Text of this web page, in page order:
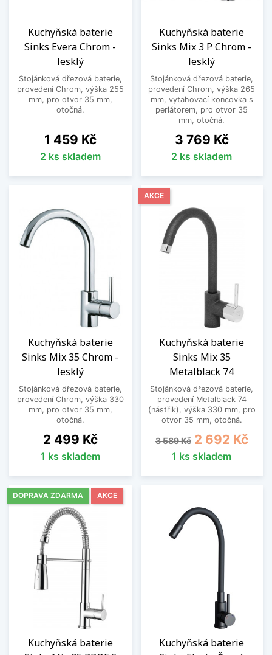
Kuchyňská baterie
Sinks Evera Chrom -
lesklý
Stojánková dřezová baterie,
provedení Chrom, výška 255
mm, pro otvor 35 mm,
otočná.
Cena
1 459 Kč
2 ks skladem
Kuchyňská baterie
Sinks Mix 3 P Chrom -
lesklý
Stojánková dřezová baterie,
provedení Chrom, výška 265
mm, vytahovací koncovka s
perlátorem, pro otvor 35
mm, otočná.
Cena
3 769 Kč
2 ks skladem
Kuchyňská baterie
Sinks Mix 35 Chrom -
lesklý
Stojánková dřezová baterie,
provedení Chrom, výška 330
mm, pro otvor 35 mm,
otočná.
Cena
2 499 Kč
1 ks skladem
Kuchyňská baterie
Sinks Mix 35
Metalblack 74
Stojánková dřezová baterie,
provedení Metalblack 74
(nástřik), výška 330 mm, pro
otvor 35 mm, otočná.
Běžná cena
3 589 Kč Cena
2 692 Kč
1 ks skladem
AKCE
Kuchyňská baterie
DOPRAVA ZDARMA AKCE
Kuchyňská baterie